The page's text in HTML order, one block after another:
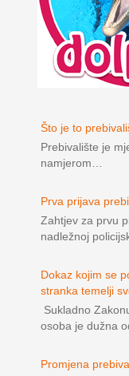
Što je to
Prebivalište je
namjerom…
Prva prijava
Zahtjev za prvu
nadležnoj
Dokaz kojim se
stranka temelji
Sukladno
osoba je dužna
Promjena